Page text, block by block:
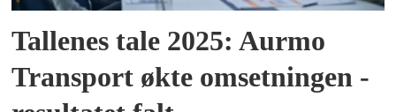
Tallenes tale 2025: Aurmo
Transport økte omsetningen -